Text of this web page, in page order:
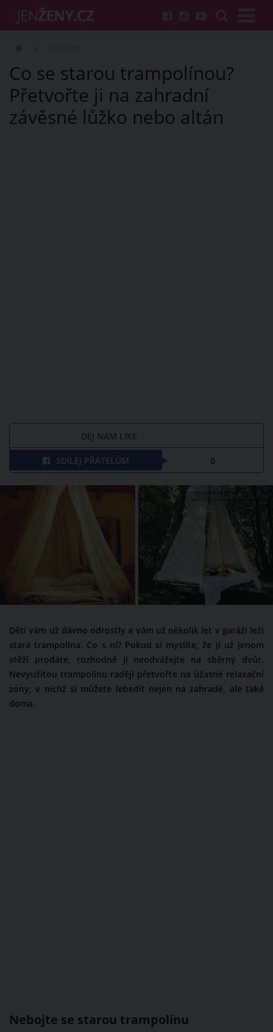
Co se starou trampolínou?
Přetvořte ji na zahradní
závěsné lůžko nebo altán
DEJ NÁM LIKE
SDÍLEJ PŘÁTELŮM 0
ZDROJ: WIDEOPENEATS.COM
Děti vám už dávno odrostly a vám už několik let v garáži leží
stará trampolína. Co s ní? Pokud si myslíte, že ji už jenom
stěží prodáte, rozhodně ji neodvážejte na sběrný dvůr.
Nevyužitou trampolínu raději přetvořte na úžasné relaxační
zóny, v nichž si můžete lebedit nejen na zahradě, ale také
doma.
Nebojte se starou trampolínu